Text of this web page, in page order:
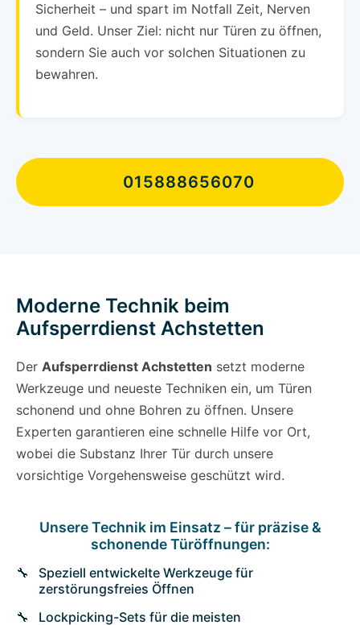
Sicherheit – und spart im Notfall Zeit, Nerven
und Geld. Unser Ziel: nicht nur Türen zu öffnen,
sondern Sie auch vor solchen Situationen zu
bewahren.
015888656070
Moderne Technik beim
Aufsperrdienst Achstetten
Der Aufsperrdienst Achstetten setzt moderne
Werkzeuge und neueste Techniken ein, um Türen
schonend und ohne Bohren zu öffnen. Unsere
Experten garantieren eine schnelle Hilfe vor Ort,
wobei die Substanz Ihrer Tür durch unsere
vorsichtige Vorgehensweise geschützt wird.
Unsere Technik im Einsatz – für präzise &
schonende Türöffnungen:
Speziell entwickelte Werkzeuge für
zerstörungsfreies Öffnen
Lockpicking-Sets für die meisten